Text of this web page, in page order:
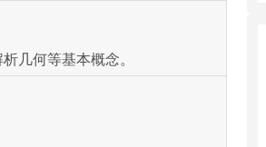
几何等基本概念。